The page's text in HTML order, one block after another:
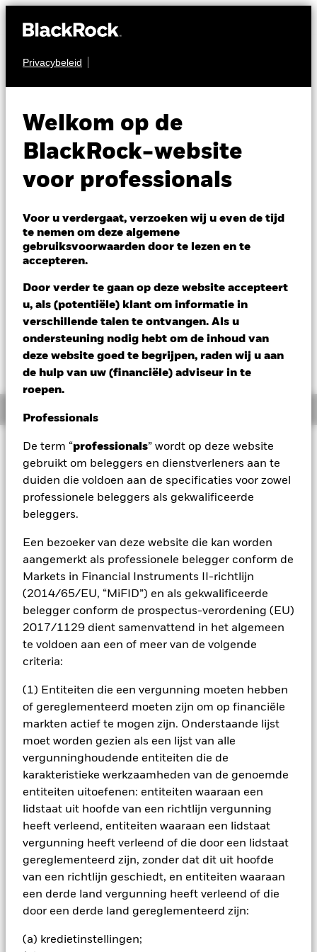
Privacybeleid
Welkom op de
BlackRock-website
voor professionals
Voor u verdergaat, verzoeken wij u even de tijd
te nemen om deze algemene
gebruiksvoorwaarden door te lezen en te
accepteren.
Door verder te gaan op deze website accepteert
u, als (potentiële) klant om informatie in
verschillende talen te ontvangen. Als u
ondersteuning nodig hebt om de inhoud van
deze website goed te begrijpen, raden wij u aan
de hulp van uw (financiële) adviseur in te
roepen.
Professionals
De term “professionals” wordt op deze website
gebruikt om beleggers en dienstverleners aan te
duiden die voldoen aan de specificaties voor zowel
professionele beleggers als gekwalificeerde
beleggers.
Een bezoeker van deze website die kan worden
aangemerkt als professionele belegger conform de
Markets in Financial Instruments II-richtlijn
(2014/65/EU, “MiFID”) en als gekwalificeerde
belegger conform de prospectus-verordening (EU)
2017/1129 dient samenvattend in het algemeen
te voldoen aan een of meer van de volgende
criteria:
(1) Entiteiten die een vergunning moeten hebben
of gereglementeerd moeten zijn om op financiële
markten actief te mogen zijn. Onderstaande lijst
moet worden gezien als een lijst van alle
vergunninghoudende entiteiten die de
karakteristieke werkzaamheden van de genoemde
entiteiten uitoefenen: entiteiten waaraan een
lidstaat uit hoofde van een richtlijn vergunning
heeft verleend, entiteiten waaraan een lidstaat
vergunning heeft verleend of die door een lidstaat
gereglementeerd zijn, zonder dat dit uit hoofde
van een richtlijn geschiedt, en entiteiten waaraan
een derde land vergunning heeft verleend of die
door een derde land gereglementeerd zijn:
(a) kredietinstellingen;
MULTI-ASSET
Fund
NAV per 06/aug/2026
SGD 136,28
Verandering NAV 1 dag per 06/aug/2026
SGD -0,47 (-0,34%)
Overzicht
Beleggingsdoel
Het Fonds streeft ernaar een positief absoluut rendement op
uw belegging te behalen via een combinatie van
kapitaalgroei en inkomsten, met een beperkte correlatie met
marktschommelingen. Het Fonds benadert
blootstelling via een verscheidenheid aan
Fonds wereldwijd beleggen in aandeleneffecten (bijv.
aandelen), aandelengerelateerde effecten, vastrentende
effecten (bijv. obligaties), vastrentende gerelateerde
effecten, geldmarktinstrumenten (GMI's) (bijv.
schuldinstrumenten met korte looptijden), door activa
effecten (dit zijn financiële instrumenten die gedekt worden
door kasstromen uit schuld), deposito's, cash en andere
aandelengerelateerde en vastrentende gerelateerde
effecten omvatten financiële derivaatinstrumenten (FDI's)
(dit zijn beleggingen waarvan de prijzen gebaseerd zijn op
een of meerdere onderliggende activa). De vastrentende
door overheden, overheidsagentschappen, ondernemingen
en supranationale ondernemingen (bijv. de Internationale
Bank voor Wederopbouw en Ontwikkeling) en kunnen
beleggingen omvatten met een relatief lage kredietrating of
zonder rating. De Beleggingsbeheerder (BB) gebruikt een
modellen en discretionaire beleggingstechnieken die op de
bovenvermelde activaklassen worden toegepast. De BB
streeft ernaar om beleggingskansen te identificeren binnen
een internationaal beleggingsuniversum op basis van de
volgende macro-economische categorieën: 'groei' (waarbij
economische groei), 'inflatie' (waarbij wordt gelet op
vastrentende effecten met aantrekkelijke reële